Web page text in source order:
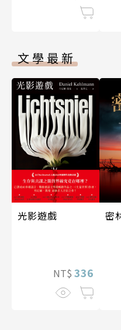
文學最新
光影遊戲
NT$ 336
密